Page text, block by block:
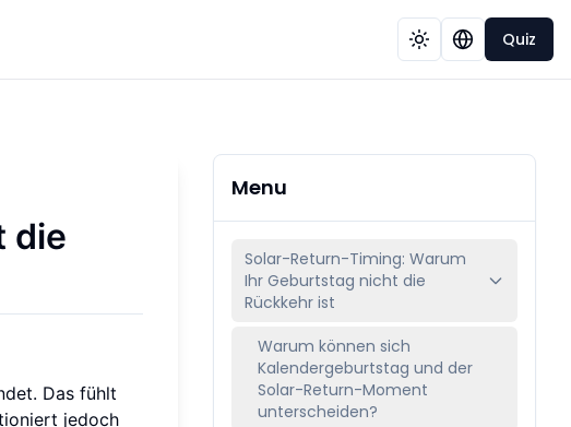
Quiz
die
Das fühlt
jedoch
Menu
Solar-Return-Timing: Warum
Ihr Geburtstag nicht die
Rückkehr ist
Warum können sich
Kalendergeburtstag und der
Solar-Return-Moment
unterscheiden?